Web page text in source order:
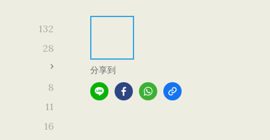
132
28
8
11
16
分享到